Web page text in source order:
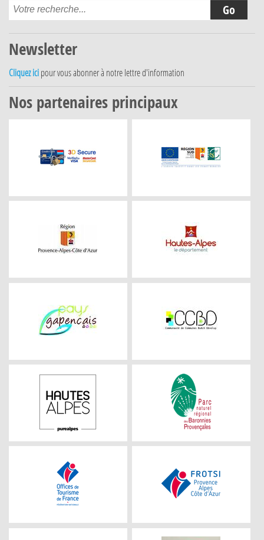
Newsletter
Cliquez ici pour vous abonner à notre lettre d'information
Nos partenaires principaux